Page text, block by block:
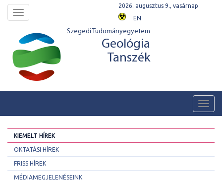
Toggle
navigation
2026. augusztus 9., vasárnap
EN
Szegedi Tudományegyetem
Geológia
Tanszék
KIEMELT HÍREK
OKTATÁSI HÍREK
FRISS HÍREK
MÉDIAMEGJELENÉSEINK